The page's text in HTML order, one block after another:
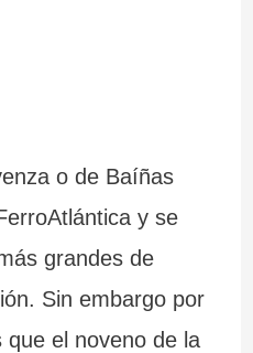
o de Baíñas
y se
grandes de
Sin embargo por
el noveno de la